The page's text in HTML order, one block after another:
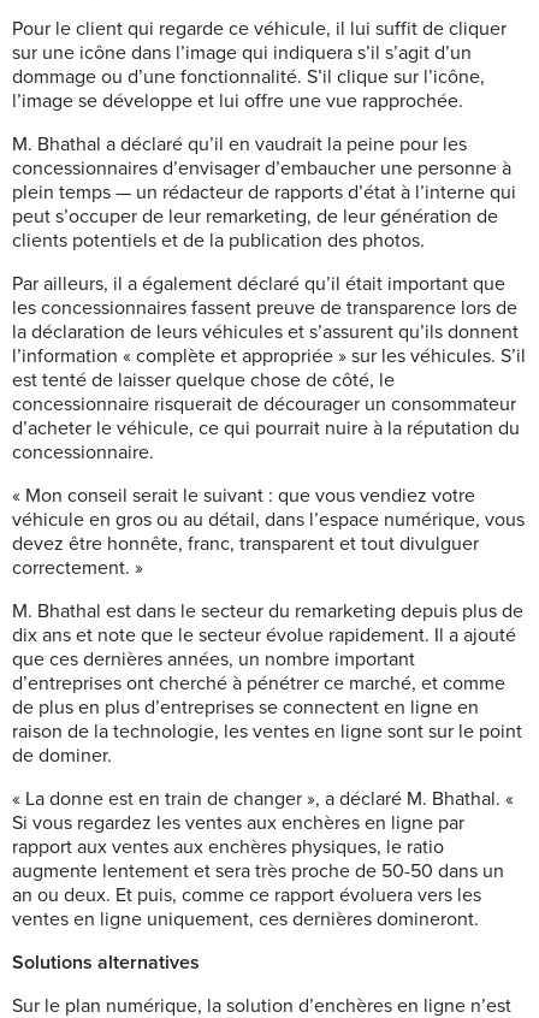
Pour le client qui regarde ce véhicule, il lui suffit de cliquer
sur une icône dans l’image qui indiquera s’il s’agit d’un
dommage ou d’une fonctionnalité. S’il clique sur l’icône,
l’image se développe et lui offre une vue rapprochée.
M. Bhathal a déclaré qu’il en vaudrait la peine pour les
concessionnaires d’envisager d’embaucher une personne à
plein temps — un rédacteur de rapports d’état à l’interne qui
peut s’occuper de leur remarketing, de leur génération de
clients potentiels et de la publication des photos.
Par ailleurs, il a également déclaré qu’il était important que
les concessionnaires fassent preuve de transparence lors de
la déclaration de leurs véhicules et s’assurent qu’ils donnent
l’information « complète et appropriée » sur les véhicules. S’il
est tenté de laisser quelque chose de côté, le
concessionnaire risquerait de décourager un consommateur
d’acheter le véhicule, ce qui pourrait nuire à la réputation du
concessionnaire.
« Mon conseil serait le suivant : que vous vendiez votre
véhicule en gros ou au détail, dans l’espace numérique, vous
devez être honnête, franc, transparent et tout divulguer
correctement. »
M. Bhathal est dans le secteur du remarketing depuis plus de
dix ans et note que le secteur évolue rapidement. Il a ajouté
que ces dernières années, un nombre important
d’entreprises ont cherché à pénétrer ce marché, et comme
de plus en plus d’entreprises se connectent en ligne en
raison de la technologie, les ventes en ligne sont sur le point
de dominer.
« La donne est en train de changer », a déclaré M. Bhathal. «
Si vous regardez les ventes aux enchères en ligne par
rapport aux ventes aux enchères physiques, le ratio
augmente lentement et sera très proche de 50-50 dans un
an ou deux. Et puis, comme ce rapport évoluera vers les
ventes en ligne uniquement, ces dernières domineront.
Solutions alternatives
Sur le plan numérique, la solution d’enchères en ligne n’est